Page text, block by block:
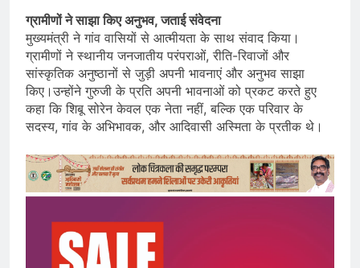
ग्रामीणों ने साझा किए अनुभव, जताई संवेदना
मुख्यमंत्री ने गांव वासियों से आत्मीयता के साथ संवाद किया।
ग्रामीणों ने स्थानीय जनजातीय परंपराओं, रीति-रिवाजों और
सांस्कृतिक अनुष्ठानों से जुड़ी अपनी भावनाएं और अनुभव साझा
किए।उन्होंने गुरुजी के प्रति अपनी भावनाओं को प्रकट करते हुए
कहा कि शिबू सोरेन केवल एक नेता नहीं, बल्कि एक परिवार के
सदस्य, गांव के अभिभावक, और आदिवासी अस्मिता के प्रतीक थे।